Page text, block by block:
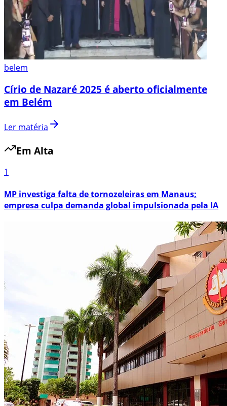
belem
Círio de Nazaré 2025 é aberto oficialmente
em Belém
Ler matéria
Em Alta
1
MP investiga falta de tornozeleiras em Manaus;
empresa culpa demanda global impulsionada pela IA